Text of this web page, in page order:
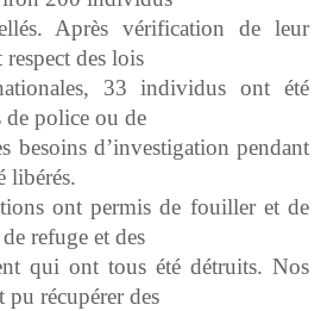
Après vérification de leur
des lois
33 individus ont été
de police ou de
besoins d’investigation pendant
libérés.
ont permis de fouiller et de
refuge et des
qui ont tous été détruits. Nos
pu récupérer des